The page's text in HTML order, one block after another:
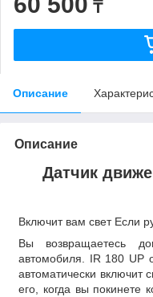
₸
Описание
Описание
Датчик
Включит вам свет Если
Вы возвращаетесь
автомобиля. IR 180 UP
автоматически включит
его, когда вы покинете